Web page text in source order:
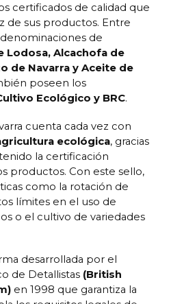
certificados de calidad que
de sus productos. Entre
de
Lodosa, Alcachofa de
de Navarra y Aceite de
poseen los
Ecológico y BRC.
cuenta cada vez con
ecológica, gracias
la certificación
productos. Con este sello,
como la rotación de
límites en el uso de
o el cultivo de variedades
desarrollada por el
de Detallistas (British
en 1998 que garantiza la